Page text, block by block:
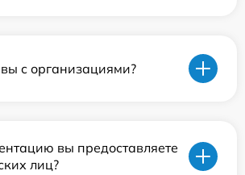
с организациями?
вы предоставляете
лиц?